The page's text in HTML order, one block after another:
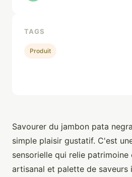
Savourer du jambon pata
simple plaisir gustatif. C'est
sensorielle qui relie
artisanal et palette de saveurs
TAGS
Produit